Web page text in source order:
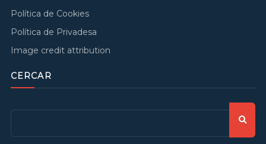
Política de Cookies
Política de Privadesa
Image credit attribution
CERCAR